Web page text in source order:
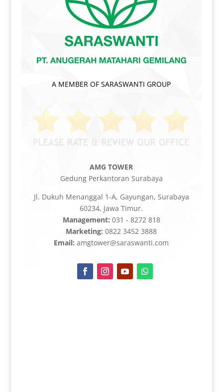
A MEMBER OF SARASWANTI GROUP
AMG TOWER
Gedung Perkantoran Surabaya
Jl. Dukuh Menanggal 1-A, Gayungan, Surabaya
60234, Jawa Timur.
Management: 031 - 8272 818
Marketing: 0822 3452 3888
Email: amgtower@saraswanti.com